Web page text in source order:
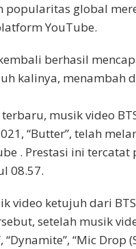
popularitas global
YouTube.
berhasil
kalinya, menambah
musik video
“Butter”, telah
. Prestasi ini tercatat
08.57.
video ketujuh dari
setelah musik
“Dynamite”, “Mic Drop